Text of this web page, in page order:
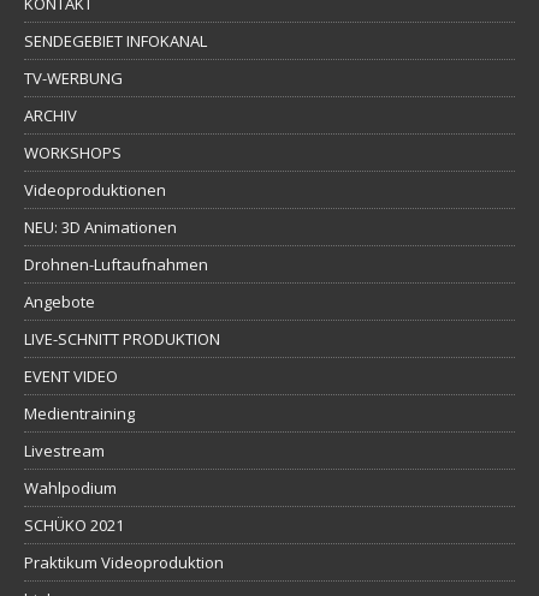
SENDEGEBIET INFOKANAL
TV-WERBUNG
ARCHIV
WORKSHOPS
Videoproduktionen
NEU: 3D Animationen
Drohnen-Luftaufnahmen
Angebote
LIVE-SCHNITT PRODUKTION
EVENT VIDEO
Medientraining
Livestream
Wahlpodium
SCHÜKO 2021
Praktikum Videoproduktion